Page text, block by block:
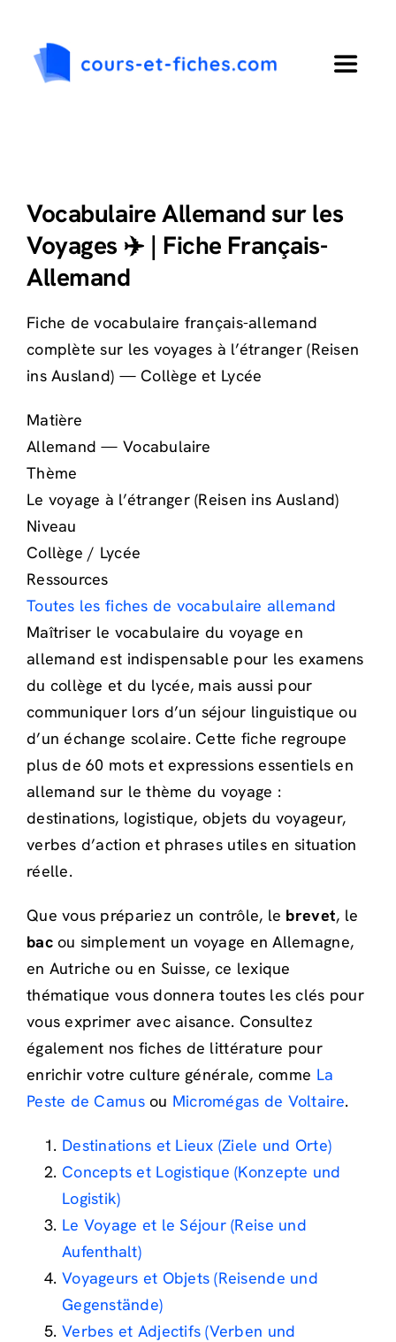
contenu
Toggle
Collège
Langues
Vocabulaire Allemand sur les
Voyages ✈️ | Fiche Français-
Allemand
Fiche de vocabulaire français-allemand
complète sur les voyages à l’étranger (Reisen
ins Ausland) — Collège et Lycée
Matière
Allemand — Vocabulaire
Thème
Le voyage à l’étranger (Reisen ins Ausland)
Niveau
Collège / Lycée
Ressources
Toutes les fiches de vocabulaire allemand
Maîtriser le vocabulaire du voyage en
allemand est indispensable pour les examens
du collège et du lycée, mais aussi pour
communiquer lors d’un séjour linguistique ou
d’un échange scolaire. Cette fiche regroupe
plus de 60 mots et expressions essentiels en
allemand sur le thème du voyage :
destinations, logistique, objets du voyageur,
verbes d’action et phrases utiles en situation
réelle.
Que vous prépariez un contrôle, le brevet, le
bacou simplement un voyage en Allemagne,
en Autriche ou en Suisse, ce lexique
thématique vous donnera toutes les clés pour
vous exprimer avec aisance. Consultez
également nos fiches de littérature pour
enrichir votre culture générale, comme La
Peste de Camusou Micromégas de Voltaire.
Destinations et Lieux (Ziele und Orte)
Concepts et Logistique (Konzepte und
Logistik)
Le Voyage et le Séjour (Reise und
Aufenthalt)
Voyageurs et Objets (Reisende und
Gegenstände)
Verbes et Adjectifs (Verben und